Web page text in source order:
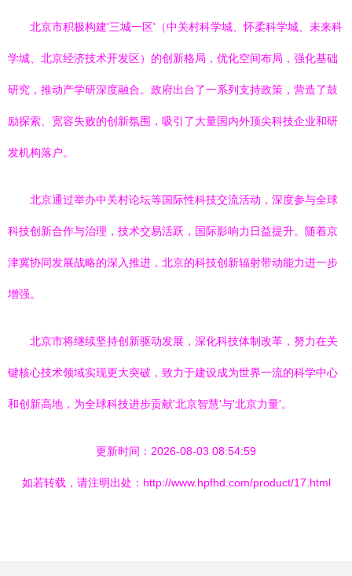
北京市积极构建'三城一区'（中关村科学城、怀柔科学城、未来科
学城、北京经济技术开发区）的创新格局，优化空间布局，强化基础
研究，推动产学研深度融合。政府出台了一系列支持政策，营造了鼓
励探索、宽容失败的创新氛围，吸引了大量国内外顶尖科技企业和研
发机构落户。
北京通过举办中关村论坛等国际性科技交流活动，深度参与全球
科技创新合作与治理，技术交易活跃，国际影响力日益提升。随着京
津冀协同发展战略的深入推进，北京的科技创新辐射带动能力进一步
增强。
北京市将继续坚持创新驱动发展，深化科技体制改革，努力在关
键核心技术领域实现更大突破，致力于建设成为世界一流的科学中心
和创新高地，为全球科技进步贡献'北京智慧'与'北京力量'。
更新时间：2026-08-03 08:54:59
如若转载，请注明出处：http://www.hpfhd.com/product/17.html